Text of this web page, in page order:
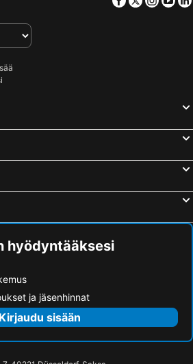
hyödyntääksesi
ja jäsenhinnat
Kirjaudu sisään